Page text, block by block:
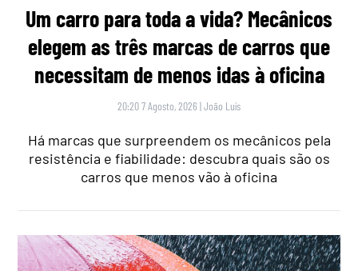
Um carro para toda a vida? Mecânicos
elegem as três marcas de carros que
necessitam de menos idas à oficina
20:20 7 Agosto, 2026 |João Luís
Há marcas que surpreendem os mecânicos pela
resistência e fiabilidade: descubra quais são os
carros que menos vão à oficina